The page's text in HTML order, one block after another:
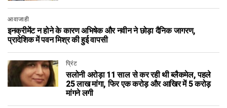
आवाजाही
इनक्रीमेंट न होने के कारण अभिषेक और नवीन ने छोड़ा दैनिक जागरण,
प्रादेशिक में पवन मिश्र की हुई वापसी
प्रिंट
सलोनी अरोड़ा 11 साल से कर रही थी ब्लैकमेल, पहले
25 लाख मांगा, फिर एक करोड़ और आखिर में 5 करोड़
मांगने लगी